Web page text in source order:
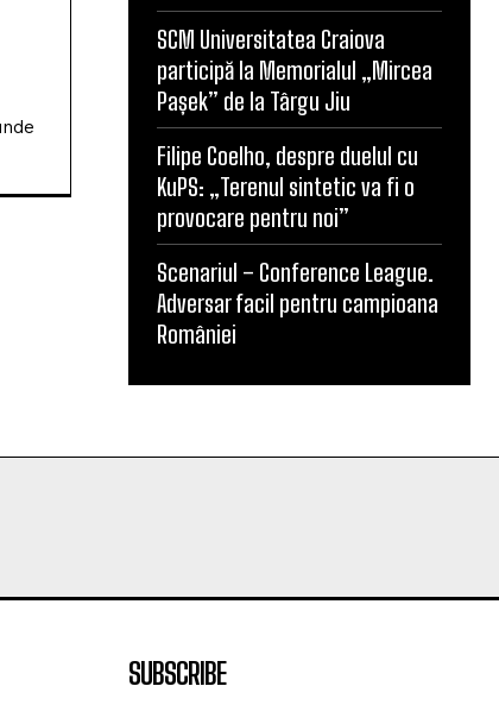
SCM Universitatea Craiova
participă la Memorialul „Mircea
Pașek” de la Târgu Jiu
Filipe Coelho, despre duelul cu
KuPS: „Terenul sintetic va fi o
provocare pentru noi”
Scenariul – Conference League.
Adversar facil pentru campioana
României
SUBSCRIBE